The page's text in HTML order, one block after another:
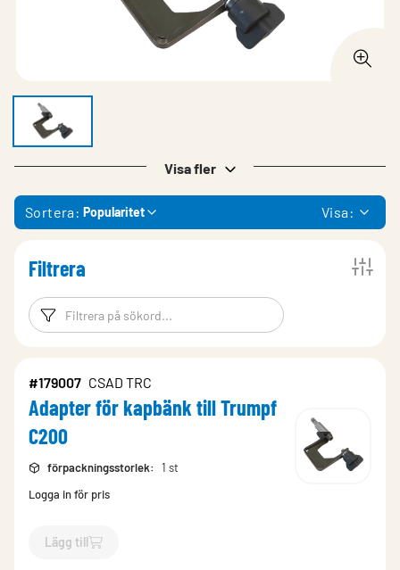
Visa fler
Sortera: Popularitet Visa:
Filtrera
Filtreringsord Filtrera
#179007 CSAD TRC
Adapter för kapbänk till Trumpf
C200
förpackningsstorlek:
1 st
Logga in för pris
Lägg till
`$Lägg till